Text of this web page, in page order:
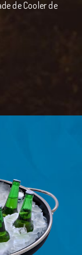
de Cooler de